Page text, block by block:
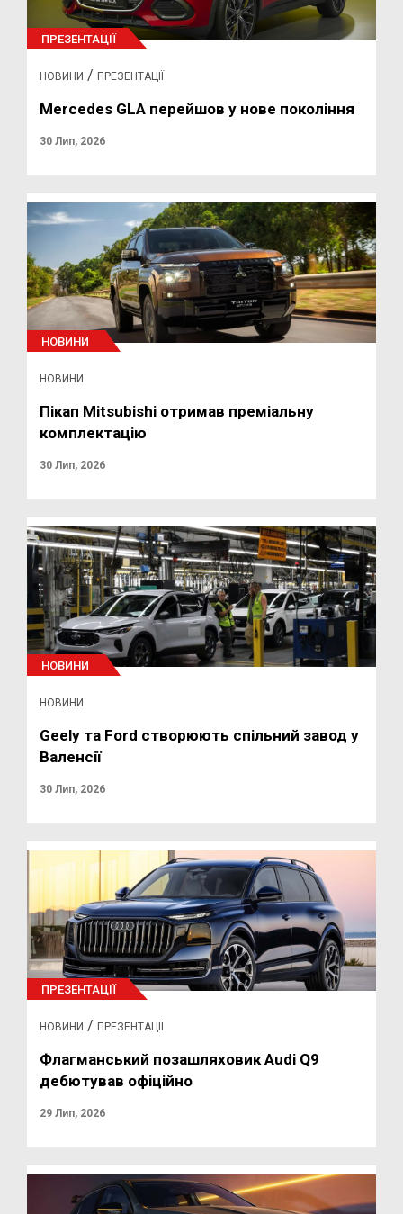
ПРЕЗЕНТАЦІЇ
НОВИНИ / ПРЕЗЕНТАЦІЇ
Mercedes GLA перейшов у нове покоління
30 Лип, 2026
НОВИНИ
НОВИНИ
Пікап Mitsubishi отримав преміальну
комплектацію
30 Лип, 2026
НОВИНИ
НОВИНИ
Geely та Ford створюють спільний завод у
Валенсії
30 Лип, 2026
ПРЕЗЕНТАЦІЇ
НОВИНИ / ПРЕЗЕНТАЦІЇ
Флагманський позашляховик Audi Q9
дебютував офіційно
29 Лип, 2026